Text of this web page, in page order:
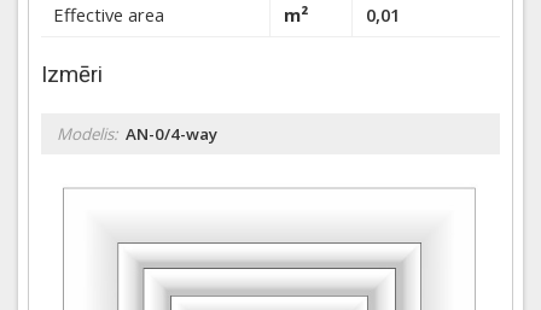
Effective area
m² 0,01
Izmēri
Modelis: AN-0/4-way